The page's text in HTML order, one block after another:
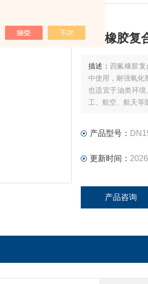
四氟橡胶复
描述： 四氟橡胶
中使用，耐强氧化
也适宜于油类环
工、航空、航天等
磨，耐高、低温等
产品型号：
更新时间：
产品咨询